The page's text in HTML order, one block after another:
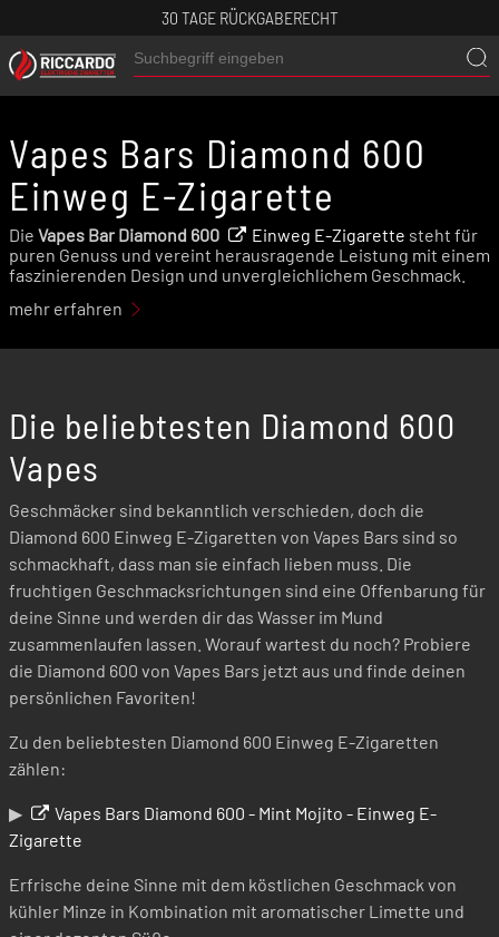
30 TAGE RÜCKGABERECHT
Vapes Bars Diamond 600
Einweg E-Zigarette
Die Vapes Bar Diamond 600 Einweg E-Zigarette steht für
puren Genuss und vereint herausragende Leistung mit einem
faszinierenden Design und unvergleichlichem Geschmack.
Hosentaschenformat
Dampferlebnis kannst du ab sofort mit jedem Zug genießen.
mehr erfahren
Die beliebtesten Diamond 600
Vapes
Geschmäcker sind bekanntlich verschieden, doch die
Diamond 600 Einweg E-Zigaretten von Vapes Bars sind so
schmackhaft, dass man sie einfach lieben muss. Die
fruchtigen Geschmacksrichtungen sind eine Offenbarung für
deine Sinne und werden dir das Wasser im Mund
zusammenlaufen lassen. Worauf wartest du noch? Probiere
die Diamond 600 von Vapes Bars jetzt aus und finde deinen
persönlichen Favoriten!
Zu den beliebtesten Diamond 600 Einweg E-Zigaretten
zählen:
▶
Vapes Bars Diamond 600 - Mint Mojito - Einweg E-
Zigarette
Erfrische deine Sinne mit dem köstlichen Geschmack von
kühler Minze in Kombination mit aromatischer Limette und